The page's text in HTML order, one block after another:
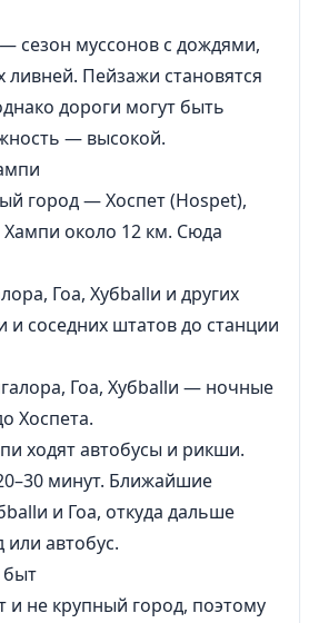
— сезон муссонов с дождями,
ливней. Пейзажи становятся
дороги могут быть
— высокой.
город — Хоспет (Hospet),
Хампи около 12 км. Сюда
, Гоа, Хyбballи и других
и соседних штатов до станции
, Гоа, Хyбballи — ночные
Хоспета.
ходят автобусы и рикши.
минут. Ближайшие
и Гоа, откуда дальше
или автобус.
быт
не крупный город, поэтому